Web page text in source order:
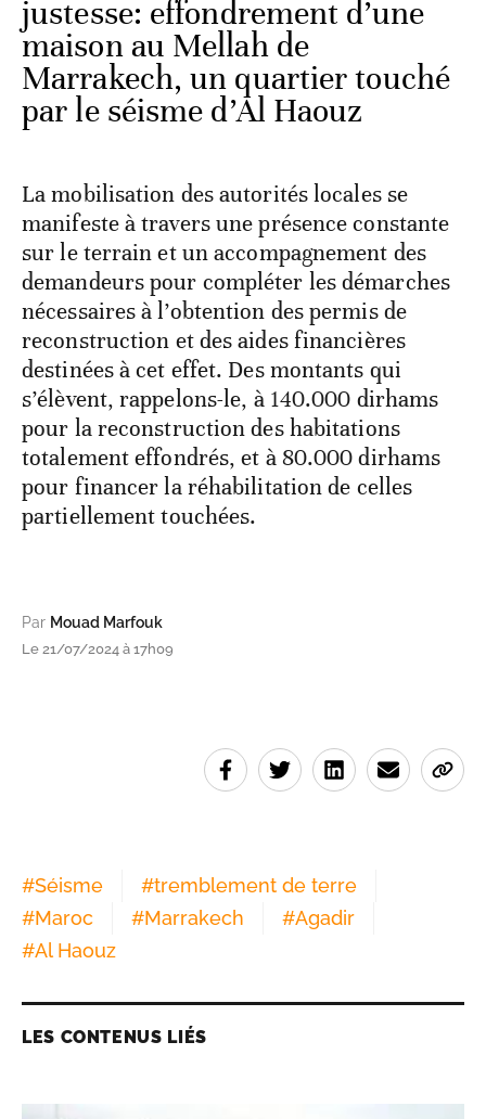
justesse: effondrement d’une
maison au Mellah de
Marrakech, un quartier touché
par le séisme d’Al Haouz
La mobilisation des autorités locales se
manifeste à travers une présence constante
sur le terrain et un accompagnement des
demandeurs pour compléter les démarches
nécessaires à l’obtention des permis de
reconstruction et des aides financières
destinées à cet effet. Des montants qui
s’élèvent, rappelons-le, à 140.000 dirhams
pour la reconstruction des habitations
totalement effondrés, et à 80.000 dirhams
pour financer la réhabilitation de celles
partiellement touchées.
Par Mouad Marfouk
Le 21/07/2024 à 17h09
#Séisme #tremblement de terre
#Maroc #Marrakech #Agadir
#Al Haouz
LES CONTENUS LIÉS